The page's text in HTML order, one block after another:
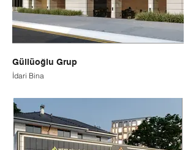
Güllüoğlu Grup
İdari Bina